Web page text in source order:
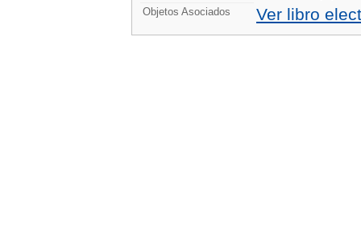
Objetos Asociados Ver libro